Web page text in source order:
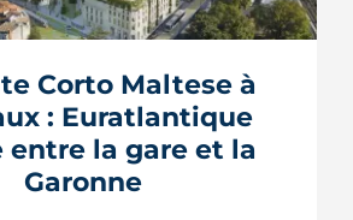
Corto Maltese à
: Euratlantique
entre la gare et la
Garonne